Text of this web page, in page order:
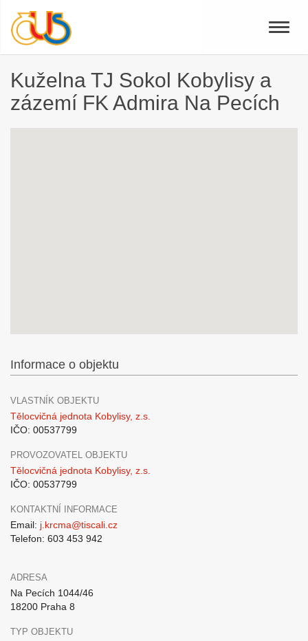
Toggle
Kuželna TJ Sokol Kobylisy a
zázemí FK Admira Na Pecích
Informace o objektu
VLASTNÍK OBJEKTU
Tělocvičná jednota Kobylisy, z.s.
IČO: 00537799
PROVOZOVATEL OBJEKTU
Tělocvičná jednota Kobylisy, z.s.
IČO: 00537799
KONTAKTNÍ INFORMACE
Email: j.krcma@tiscali.cz
Telefon: 603 453 942
ADRESA
Na Pecích 1044/46
18200 Praha 8
TYP OBJEKTU